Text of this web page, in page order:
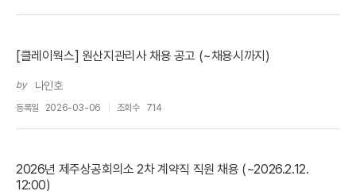
[클레이웍스] 원산지관리사 채용 공고 (~채용시까지)
by 나인호
등록일 2026-03-06 조회수 714
2026년 제주상공회의소 2차 계약직 직원 채용 (~2026.2.12.
12:00)